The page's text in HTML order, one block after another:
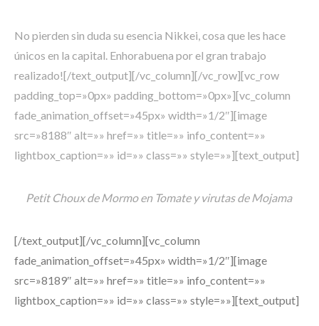
No pierden sin duda su esencia Nikkei, cosa que les hace
únicos en la capital. Enhorabuena por el gran trabajo
realizado![/text_output][/vc_column][/vc_row][vc_row
padding_top=»0px» padding_bottom=»0px»][vc_column
fade_animation_offset=»45px» width=»1/2″][image
src=»8188″ alt=»» href=»» title=»» info_content=»»
lightbox_caption=»» id=»» class=»» style=»»][text_output]
Petit Choux de Mormo en Tomate y virutas de Mojama
[/text_output][/vc_column][vc_column
fade_animation_offset=»45px» width=»1/2″][image
src=»8189″ alt=»» href=»» title=»» info_content=»»
lightbox_caption=»» id=»» class=»» style=»»][text_output]